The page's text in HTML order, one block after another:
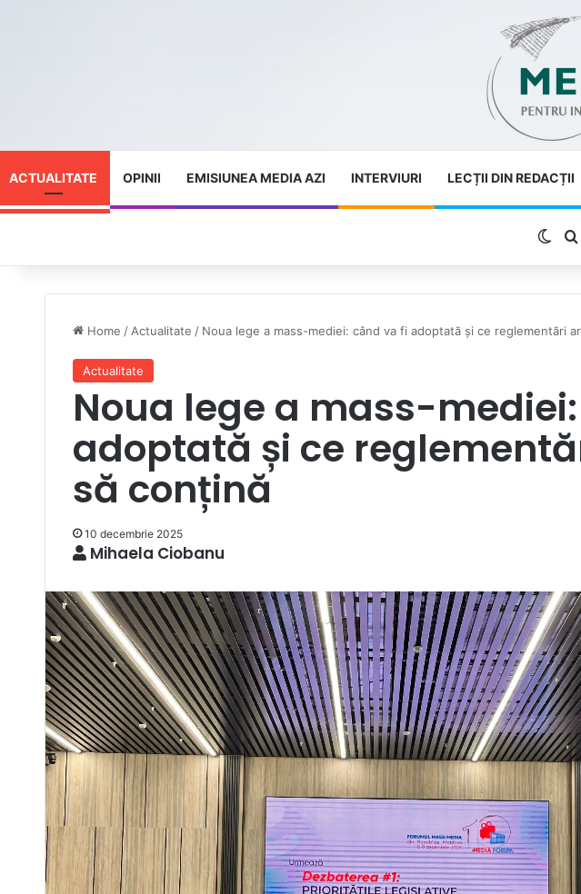
ACTUALITATE OPINII EMISIUNEA MEDIA AZI INTERVIURI LECȚII DIN REDACȚII
Home / Actualitate / Noua lege a mass-mediei: când va fi adoptată și ce reglementări
Actualitate
Noua lege a mass-
adoptată și ce
să conțină
10 decembrie 2025
Mihaela Ciobanu